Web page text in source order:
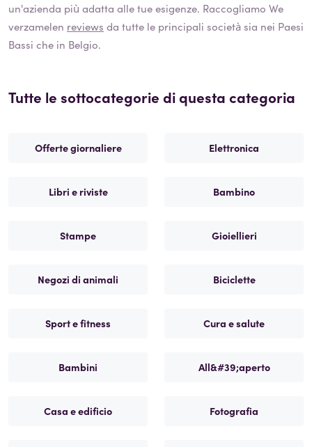
un'azienda più adatta alle tue esigenze. Raccogliamo We
verzamelen reviews da tutte le principali società sia nei Paesi
Bassi che in Belgio.
Tutte le sottocategorie di questa categoria
Offerte giornaliere Elettronica
Libri e riviste Bambino
Stampe Gioiellieri
Negozi di animali Biciclette
Sport e fitness Cura e salute
Bambini All&#39;aperto
Casa e edificio Fotografia